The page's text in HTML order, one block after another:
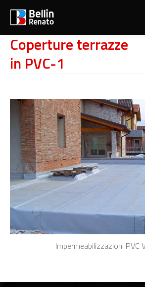
Coperture terrazze
in PVC-1
Impermeabilizzazioni PVC